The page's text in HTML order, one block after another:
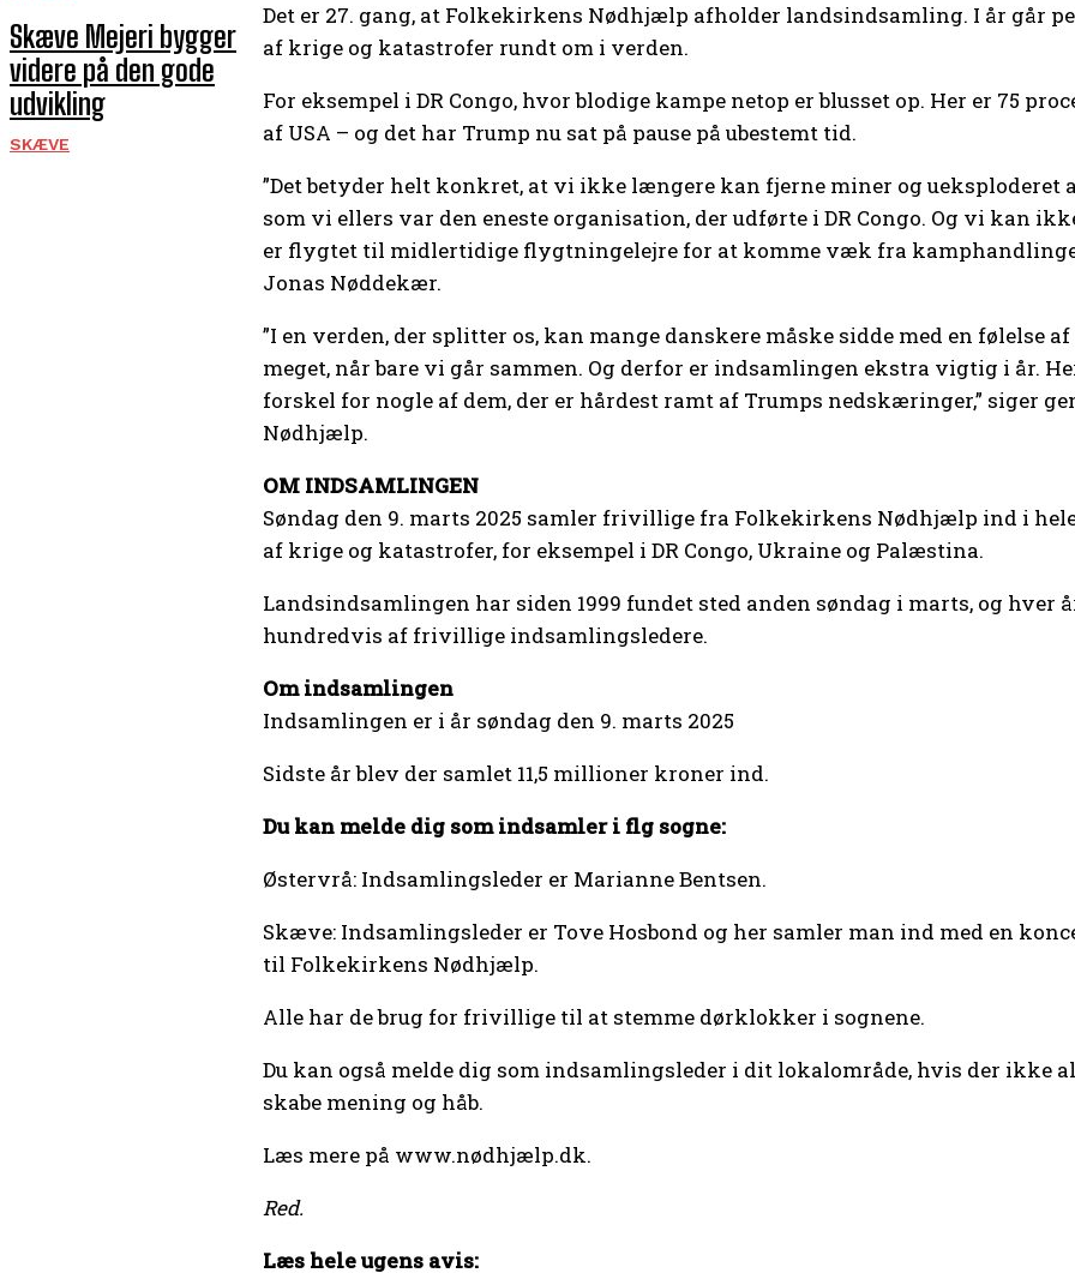
Skæve Mejeri bygger
videre på den gode
udvikling
SKÆVE
Det er 27. gang, at Folkekirkens Nødhjælp afholder landsindsamling. I år går
af krige og katastrofer rundt om i verden.
For eksempel i DR Congo, hvor blodige kampe netop er blusset op. Her er 75
af USA – og det har Trump nu sat på pause på ubestemt tid.
”Det betyder helt konkret, at vi ikke længere kan fjerne miner og
som vi ellers var den eneste organisation, der udførte i DR Congo. Og vi kan
er flygtet til midlertidige flygtningelejre for at komme væk fra
Jonas Nøddekær.
”I en verden, der splitter os, kan mange danskere måske sidde med en
meget, når bare vi går sammen. Og derfor er indsamlingen ekstra vigtig i år.
forskel for nogle af dem, der er hårdest ramt af Trumps nedskæringer,” siger
Nødhjælp.
OM INDSAMLINGEN
Søndag den 9. marts 2025 samler frivillige fra Folkekirkens Nødhjælp ind i
af krige og katastrofer, for eksempel i DR Congo, Ukraine og Palæstina.
Landsindsamlingen har siden 1999 fundet sted anden søndag i marts, og hver
hundredvis af frivillige indsamlingsledere.
Om indsamlingen
Indsamlingen er i år søndag den 9. marts 2025
Sidste år blev der samlet 11,5 millioner kroner ind.
Du kan melde dig som indsamler i flg sogne:
Østervrå: Indsamlingsleder er Marianne Bentsen.
Skæve: Indsamlingsleder er Tove Hosbond og her samler man ind med en
til Folkekirkens Nødhjælp.
Alle har de brug for frivillige til at stemme dørklokker i sognene.
Du kan også melde dig som indsamlingsleder i dit lokalområde, hvis der ikke
skabe mening og håb.
Læs mere på www.nødhjælp.dk.
Red.
Læs hele ugens avis: